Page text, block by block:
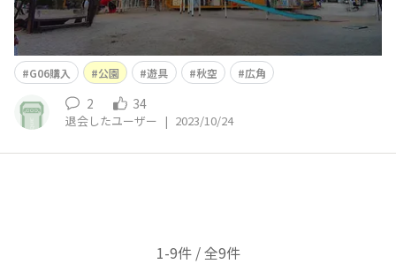
G06購入 公園 遊具 秋空 広角
2 34
退会したユーザー | 2023/10/24
1-9件 / 全9件